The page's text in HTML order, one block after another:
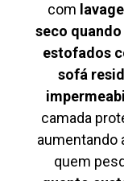
com
seco
estofados
sofá
camada
aumentando
quem